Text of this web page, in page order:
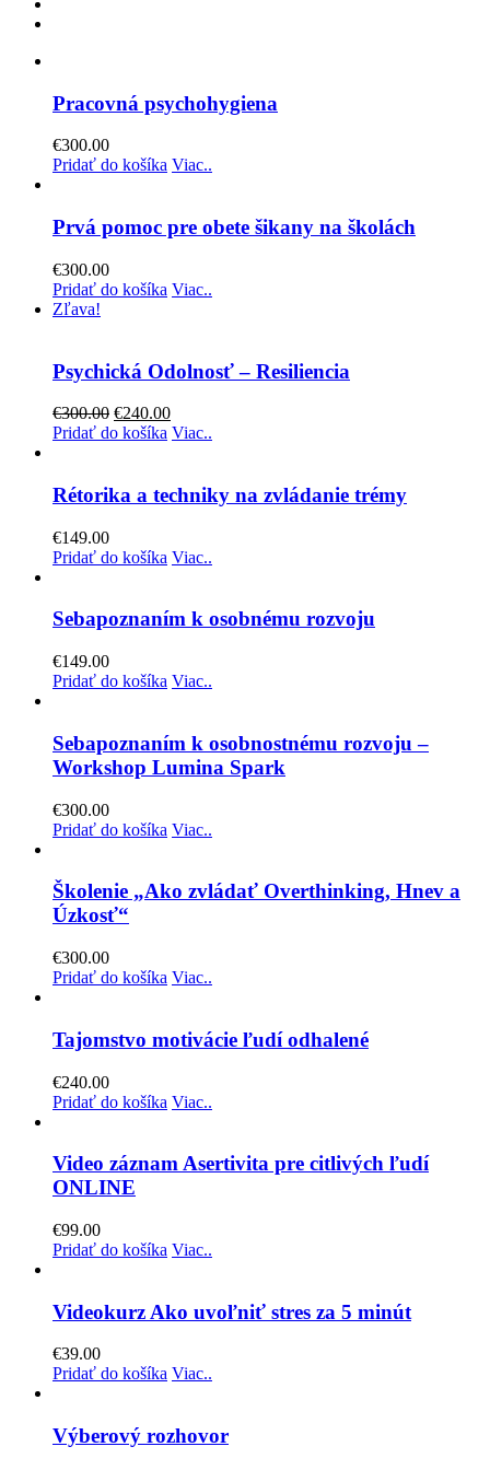
Pracovná psychohygiena
€300.00
Pridať do košíka Viac..
Prvá pomoc pre obete šikany na školách
€300.00
Pridať do košíka Viac..
Zľava!
Psychická Odolnosť – Resiliencia
€300.00 Original
price
€240.00Current
price
Pridať do košíka Viac..
Rétorika a techniky na zvládanie trémy
€149.00
Pridať do košíka Viac..
Sebapoznaním k osobnému rozvoju
€149.00
Pridať do košíka Viac..
Sebapoznaním k osobnostnému rozvoju –
Workshop Lumina Spark
€300.00
Pridať do košíka Viac..
Školenie „Ako zvládať Overthinking, Hnev a
Úzkosť“
€300.00
Pridať do košíka Viac..
Tajomstvo motivácie ľudí odhalené
€240.00
Pridať do košíka Viac..
Video záznam Asertivita pre citlivých ľudí
ONLINE
€99.00
Pridať do košíka Viac..
Videokurz Ako uvoľniť stres za 5 minút
€39.00
Pridať do košíka Viac..
Výberový rozhovor